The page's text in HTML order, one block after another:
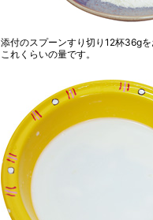
添付のスプーンすり切り12杯36g
これくらいの量です。